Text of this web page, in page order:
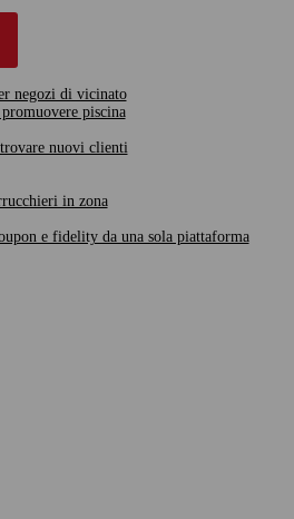
negozi di vicinato
piscina
nuovi clienti
in zona
e fidelity da una sola piattaforma